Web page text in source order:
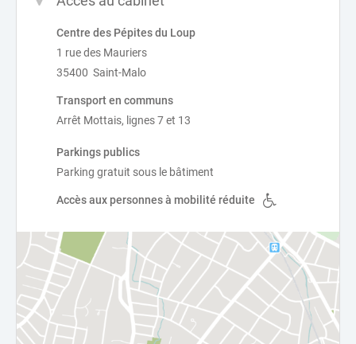
Centre des Pépites du Loup
1 rue des Mauriers
35400 Saint-Malo
Transport en communs
Arrêt Mottais, lignes 7 et 13
Parkings publics
Parking gratuit sous le bâtiment
Accès aux personnes à mobilité réduite